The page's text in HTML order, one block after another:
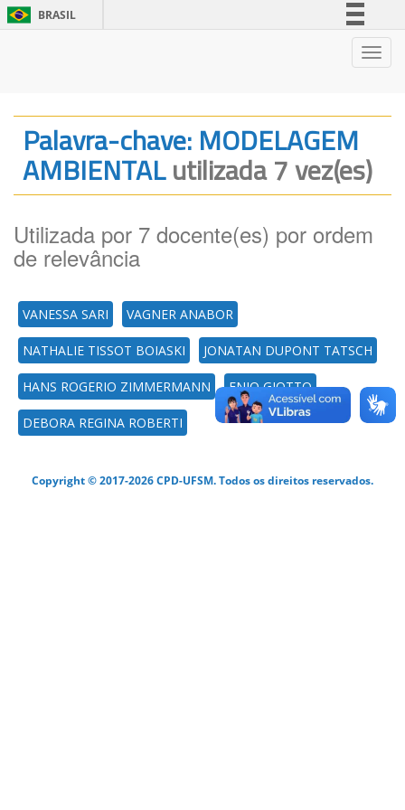
BRASIL
Legislação
Canais
Palavra-chave: MODELAGEM
AMBIENTALutilizada 7 vez(es)
Utilizada por 7 docente(es) por ordem
de relevância
VANESSA SARI VAGNER ANABOR
NATHALIE TISSOT BOIASKI JONATAN DUPONT TATSCH
HANS ROGERIO ZIMMERMANN ENIO GIOTTO
DEBORA REGINA ROBERTI
Copyright © 2017-2026 CPD-UFSM. Todos os direitos reservados.